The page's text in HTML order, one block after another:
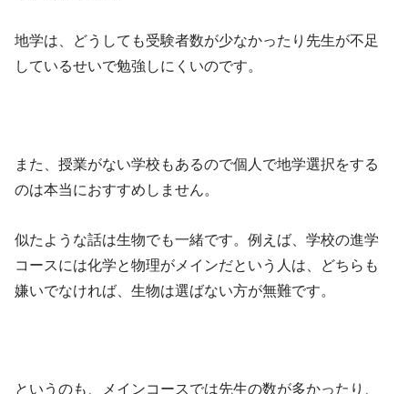
地学は、どうしても受験者数が少なかったり先生が不足
しているせいで勉強しにくいのです。
また、授業がない学校もあるので個人で地学選択をする
のは本当におすすめしません。
似たような話は生物でも一緒です。例えば、学校の進学
コースには化学と物理がメインだという人は、どちらも
嫌いでなければ、生物は選ばない方が無難です。
というのも、メインコースでは先生の数が多かったり、